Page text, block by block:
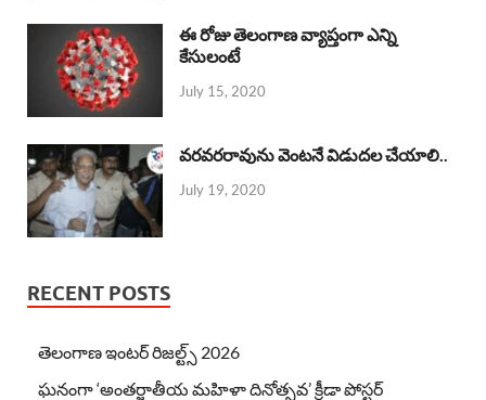
ఈ రోజు తెలంగాణ వ్యాప్తంగా ఎన్ని
కేసులంటే
July 15, 2020
వరవరరావును వెంటనే విడుదల చేయాలి..
July 19, 2020
RECENT POSTS
తెలంగాణ ఇంటర్ రిజల్ట్స్ 2026
ఘనంగా ‘అంతర్జాతీయ మహిళా దినోత్సవ’ క్రీడా పోస్టర్